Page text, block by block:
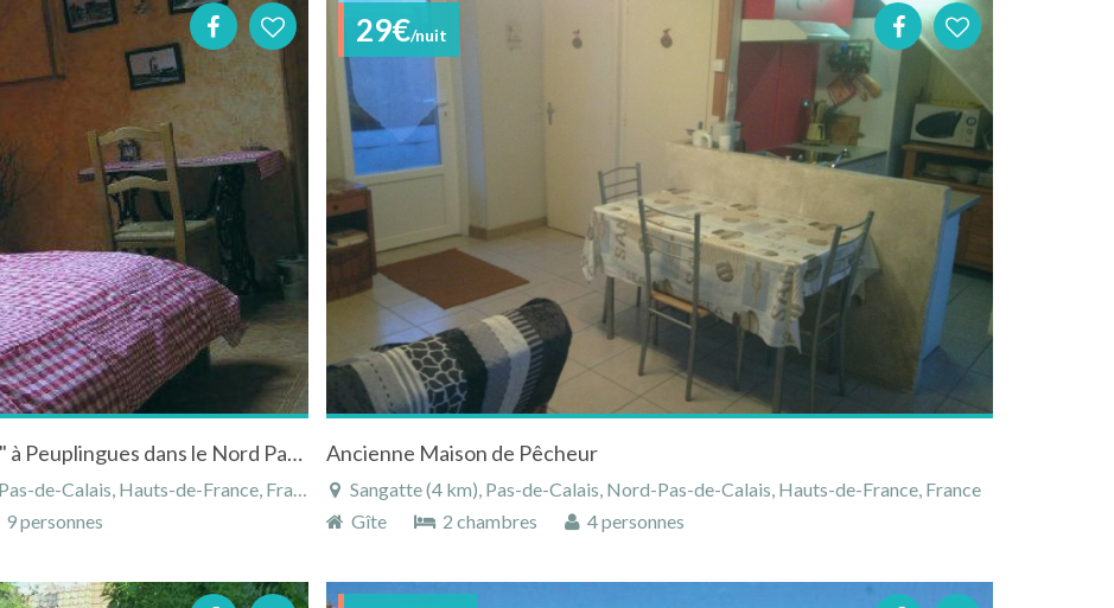
Location chambres d'hôtes "Du Moulin" à Peuplingues dans le Nord Pas de Calais
de-Calais, Hauts-de-France, France
9 personnes
29€/nuit
Ancienne Maison de Pêcheur
Sangatte (4 km), Pas-de-Calais, Nord-Pas-de-Calais, Hauts-de-France, France
Gîte
2 chambres 4 personnes